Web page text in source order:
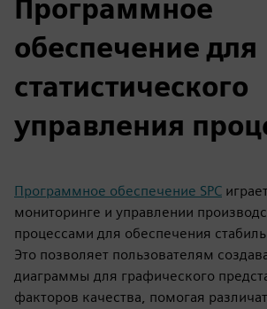
Программное
обеспечение для
статистического
управления
Программное обеспечение SPC
мониторинге и управлении
процессами для обеспечения
Это позволяет пользователям
диаграммы для графического
факторов качества, помогая